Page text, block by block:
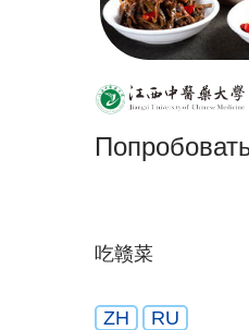
吃赣菜
ZH RU